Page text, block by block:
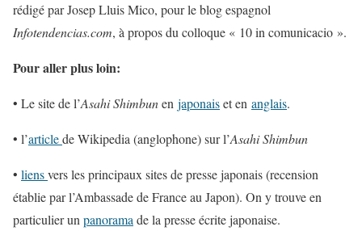
rédigé par Josep Lluis Mico, pour le blog espagnol
Infotendencias.com, à propos du colloque « 10 in comunicacio ».
Pour aller plus loin:
• Le site de l’Asahi Shimbunen japonaiset en anglais.
• l’articlede Wikipedia (anglophone) sur l’Asahi Shimbun
• liensvers les principaux sites de presse japonais (recension
établie par l’Ambassade de France au Japon). On y trouve en
particulier unpanoramade la presse écrite japonaise.